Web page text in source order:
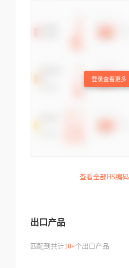
登录查看更多
查看全部HS编码
出口产品
匹配到共计10+个出口产品